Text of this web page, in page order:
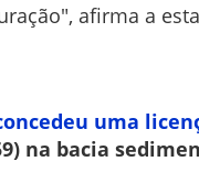
afirma a
uma
na bacia